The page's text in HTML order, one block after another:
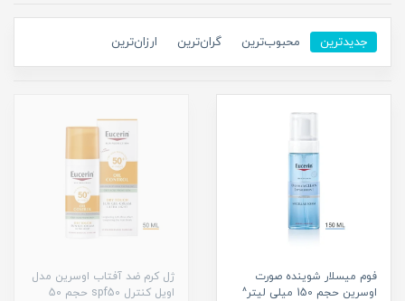
جدیدترین محبوب‌ترین گران‌ترین ارزان‌ترین
فوم میسلار شوینده صورت
اوسرین حجم 150 میلی لیتر^
ژل کرم ضد آفتاب اوسرین مدل
اویل کنترل spf50 حجم 50